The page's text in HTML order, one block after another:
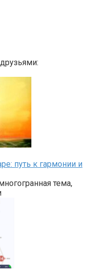
путь к гармонии и
тема,